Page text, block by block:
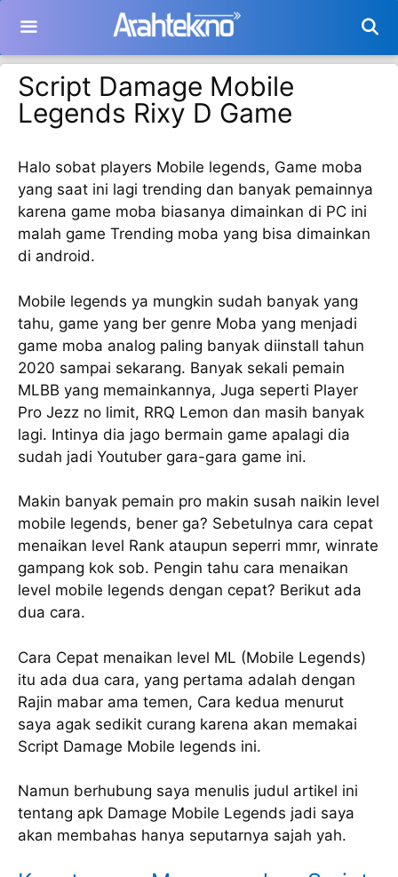
isi
Script Damage Mobile
Legends Rixy D Game
Halo sobat players Mobile legends, Game moba
yang saat ini lagi trending dan banyak pemainnya
karena game moba biasanya dimainkan di PC ini
malah game Trending moba yang bisa dimainkan
di android.
Mobile legends ya mungkin sudah banyak yang
tahu, game yang ber genre Moba yang menjadi
game moba analog paling banyak diinstall tahun
2020 sampai sekarang. Banyak sekali pemain
MLBB yang memainkannya, Juga seperti Player
Pro Jezz no limit, RRQ Lemon dan masih banyak
lagi. Intinya dia jago bermain game apalagi dia
sudah jadi Youtuber gara-gara game ini.
Makin banyak pemain pro makin susah naikin level
mobile legends, bener ga? Sebetulnya cara cepat
menaikan level Rank ataupun seperri mmr, winrate
gampang kok sob. Pengin tahu cara menaikan
level mobile legends dengan cepat? Berikut ada
dua cara.
Cara Cepat menaikan level ML (Mobile Legends)
itu ada dua cara, yang pertama adalah dengan
Rajin mabar ama temen, Cara kedua menurut
saya agak sedikit curang karena akan memakai
Script Damage Mobile legends ini.
Namun berhubung saya menulis judul artikel ini
tentang apk Damage Mobile Legends jadi saya
akan membahas hanya seputarnya sajah yah.